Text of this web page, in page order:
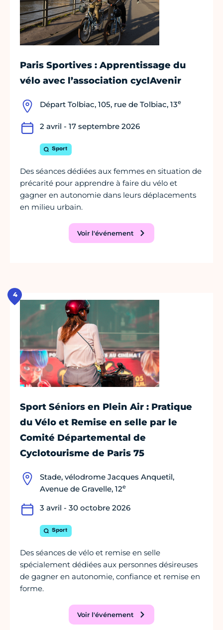
Paris Sportives : Apprentissage du
vélo avec l’association cyclAvenir
Départ Tolbiac, 105, rue de Tolbiac, 13e
2 avril - 17 septembre 2026
Sport
Des séances dédiées aux femmes en situation de
précarité pour apprendre à faire du vélo et
gagner en autonomie dans leurs déplacements
en milieu urbain.
Voir l'événement
4
Sport Séniors en Plein Air : Pratique
du Vélo et Remise en selle par le
Comité Départemental de
Cyclotourisme de Paris 75
Stade, vélodrome Jacques Anquetil,
Avenue de Gravelle, 12e
3 avril - 30 octobre 2026
Sport
Des séances de vélo et remise en selle
spécialement dédiées aux personnes désireuses
de gagner en autonomie, confiance et remise en
forme.
Voir l'événement